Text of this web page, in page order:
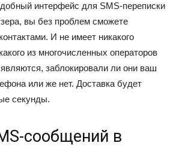
интерфейс для SMS-переписки
вы без проблем сможете
И не имеет никакого
из многочисленных операторов
заблокировали ли они ваш
или же нет. Доставка будет
секунды.
сообщений в